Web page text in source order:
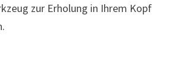
zur Erholung in Ihrem Kopf